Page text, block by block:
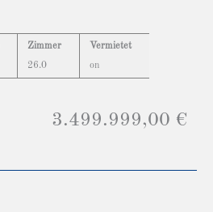
Zimmer
26.0
Vermietet
on
3.499.999,00 €